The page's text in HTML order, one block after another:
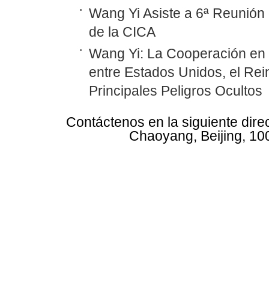
Wang Yi Asiste a 6ª
de la CICA
Wang Yi: La Cooperación
entre Estados Unidos, el
Principales Peligros Ocultos
Contáctenos en la siguiente
Chaoyang, Beijing,